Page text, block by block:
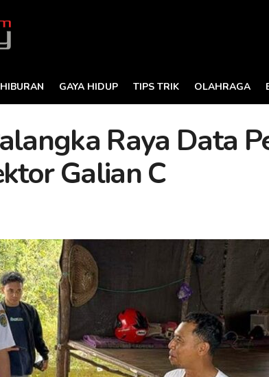
HIBURAN GAYA HIDUP TIPS TRIK OLAHRAGA
Raya Data
Galian C